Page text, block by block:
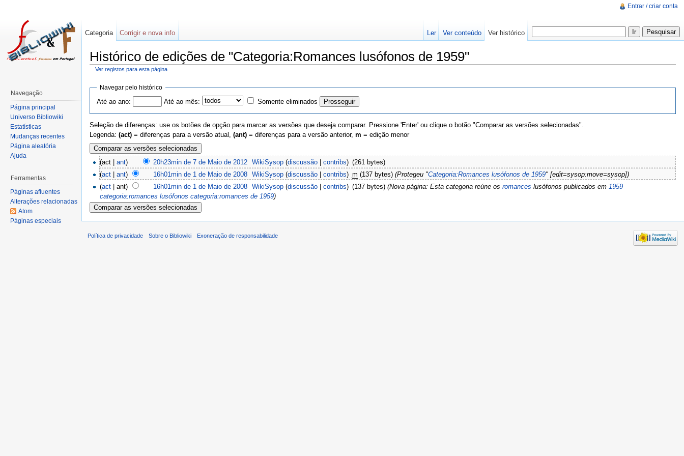
Histórico de edições de "Categoria:Romances lusófonos de 1959"
Ver registos para esta página
Navegar pelo histórico
Até ao ano: Até ao mês: Somente eliminados
Seleção de diferenças: use os botões de opção para marcar as versões que deseja comparar. Pressione 'Enter' ou clique o botão "Comparar as versões selecionadas".
Legenda: (act) = diferenças para a versão atual, (ant) = diferenças para a versão anterior, m = edição menor
(act |ant) 20h23min de 7 de Maio de 2012 WikiSysop (discussão |contribs) (261 bytes)
(act |ant) 16h01min de 1 de Maio de 2008 WikiSysop (discussão |contribs) m (137 bytes) (Protegeu "Categoria:Romances lusófonos de 1959" [edit=sysop:move=sysop])
(act | ant) 16h01min de 1 de Maio de 2008 WikiSysop (discussão |contribs) (137 bytes) (Nova página: Esta categoria reúne os romances lusófonos publicados em 1959
categoria:romances lusófonos categoria:romances de 1959)
Entrar / criar conta
Categoria Corrigir e nova info Ler Ver conteúdo Ver histórico
Navegação
Página principal
Universo Bibliowiki
Estatísticas
Mudanças recentes
Página aleatória
Ajuda
Ferramentas
Páginas afluentes
Alterações relacionadas
Atom
Páginas especiais
Política de privacidade Sobre o Bibliowiki Exoneração de responsabilidade